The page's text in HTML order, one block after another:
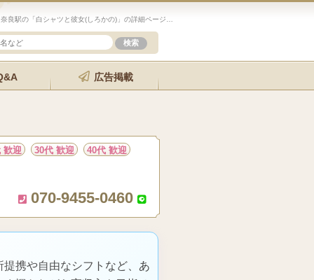
広告掲載
歓迎 30代 歓迎 40代 歓迎
070-9455-0460
携や自由なシフトなど、あ